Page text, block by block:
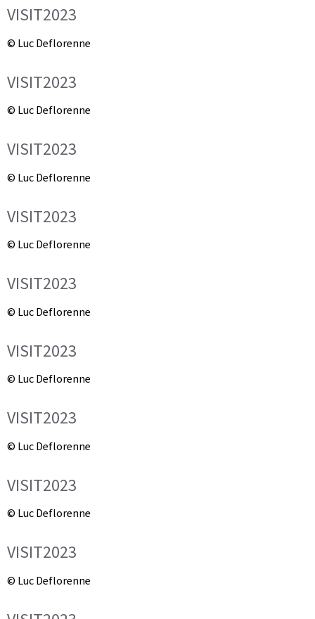
VISIT2023
© Luc Deflorenne
VISIT2023
© Luc Deflorenne
VISIT2023
© Luc Deflorenne
VISIT2023
© Luc Deflorenne
VISIT2023
© Luc Deflorenne
VISIT2023
© Luc Deflorenne
VISIT2023
© Luc Deflorenne
VISIT2023
© Luc Deflorenne
VISIT2023
© Luc Deflorenne